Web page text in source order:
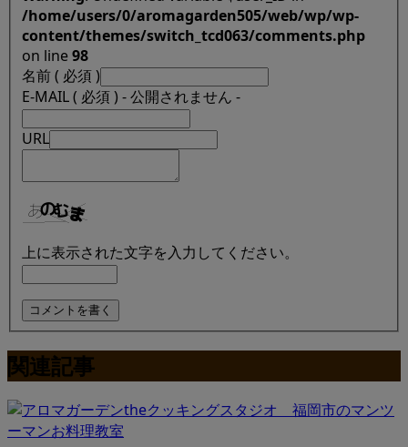
/home/users/0/aromagarden505/web/wp/wp-
content/themes/switch_tcd063/comments.php
on line98
名前 ( 必須 )
E-MAIL ( 必須 ) - 公開されません -
URL
上に表示された文字を入力してください。
関連記事